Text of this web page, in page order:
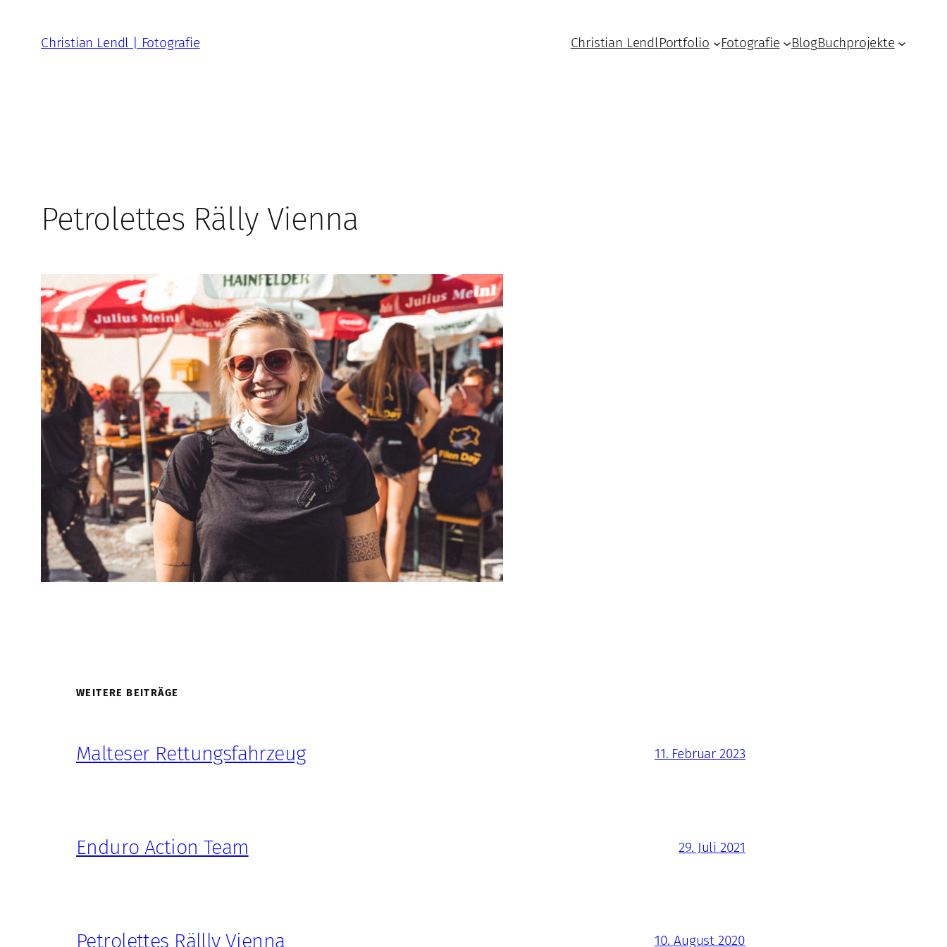
springen
Christian Lendl | Fotografie Christian LendlPortfolio Fotografie BlogBuchprojekte
Petrolettes Rälly Vienna
WEITERE BEITRÄGE
Malteser Rettungsfahrzeug 11. Februar 2023
Enduro Action Team 29. Juli 2021
Petrolettes Rällly Vienna 10. August 2020